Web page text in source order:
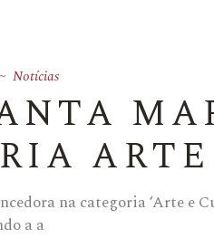
Notícias
na categoria ‘Arte e
a a